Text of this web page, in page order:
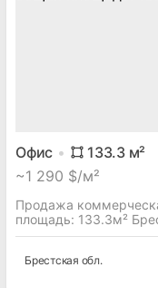
Офис 133.3м²
~1 290 $/м²
Продажа
площадь: 133.3м²
Брестская обл.